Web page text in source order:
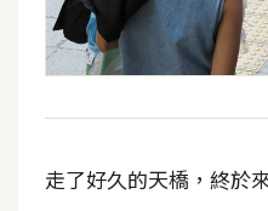
網
頁
設
走了好久的天橋，終於